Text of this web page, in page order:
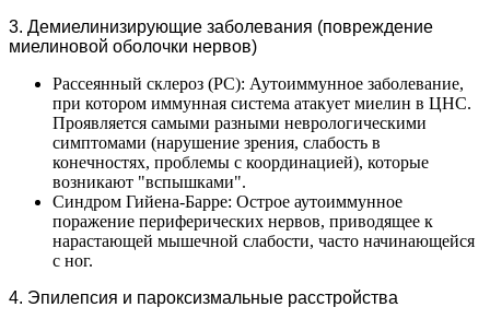
3. Демиелинизирующие заболевания (повреждение
миелиновой оболочки нервов)
Рассеянный склероз (РС): Аутоиммунное заболевание,
при котором иммунная система атакует миелин в ЦНС.
Проявляется самыми разными неврологическими
симптомами (нарушение зрения, слабость в
конечностях, проблемы с координацией), которые
возникают "вспышками".
Синдром Гийена-Барре: Острое аутоиммунное
поражение периферических нервов, приводящее к
нарастающей мышечной слабости, часто начинающейся
с ног.
4. Эпилепсия и пароксизмальные расстройства